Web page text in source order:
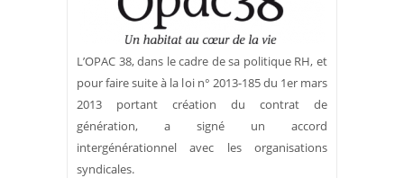
L’OPAC 38, dans le cadre de sa politique RH, et
pour faire suite à la loi n° 2013-185 du 1er mars
2013 portant création du contrat de
génération, a signé un accord
intergénérationnel avec les organisations
syndicales.